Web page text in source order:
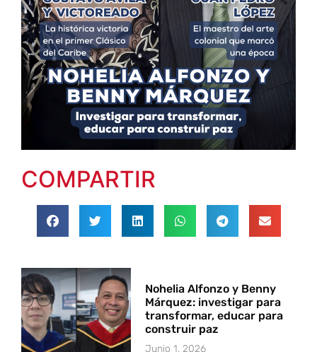
COMPARTIR
Nohelia Alfonzo y Benny
Márquez: investigar para
transformar, educar para
construir paz
Junio 1, 2026